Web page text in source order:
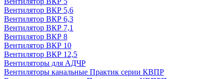
Вентилятор ВКР 5,6
Вентилятор ВКР 6,3
Вентилятор ВКР 7,1
Вентилятор ВКР 8
Вентилятор ВКР 10
Вентилятор ВКР 12,5
Вентиляторы для АДЧР
Вентиляторы канальные Практик серии КВПР